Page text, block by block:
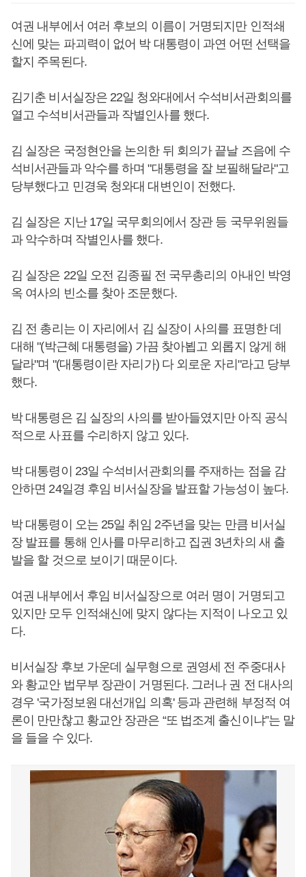
여권 내부에서 여러 후보의 이름이 거명되지만 인적쇄
신에 맞는 파괴력이 없어 박 대통령이 과연 어떤 선택을
할지 주목된다.
김기춘 비서실장은 22일 청와대에서 수석비서관회의를
열고 수석비서관들과 작별인사를 했다.
김 실장은 국정현안을 논의한 뒤 회의가 끝날 즈음에 수
석비서관들과 악수를 하며 "대통령을 잘 보필해달라"고
당부했다고 민경욱 청와대 대변인이 전했다.
김 실장은 지난 17일 국무회의에서 장관 등 국무위원들
과 악수하며 작별인사를 했다.
김 실장은 22일 오전 김종필 전 국무총리의 아내인 박영
옥 여사의 빈소를 찾아 조문했다.
김 전 총리는 이 자리에서 김 실장이 사의를 표명한 데
대해 "(박근혜 대통령을) 가끔 찾아뵙고 외롭지 않게 해
달라"며 "(대통령이란 자리가) 다 외로운 자리"라고 당부
했다.
박 대통령은 김 실장의 사의를 받아들였지만 아직 공식
적으로 사표를 수리하지 않고 있다.
박 대통령이 23일 수석비서관회의를 주재하는 점을 감
안하면 24일경 후임 비서실장을 발표할 가능성이 높다.
박 대통령이 오는 25일 취임 2주년을 맞는 만큼 비서실
장 발표를 통해 인사를 마무리하고 집권 3년차의 새 출
발을 할 것으로 보이기 때문이다.
여권 내부에서 후임 비서실장으로 여러 명이 거명되고
있지만 모두 인적쇄신에 맞지 않다는 지적이 나오고 있
다.
비서실장 후보 가운데 실무형으로 권영세 전 주중대사
와 황교안 법무부 장관이 거명된다. 그러나 권 전 대사의
경우 '국가정보원 대선개입 의혹' 등과 관련해 부정적 여
론이 만만찮고 황교안 장관은 “또 법조계 출신이냐”는 말
을 들을 수 있다.